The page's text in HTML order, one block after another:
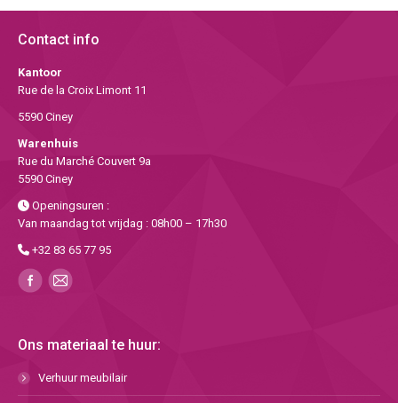
Contact info
Kantoor
Rue de la Croix Limont 11
5590 Ciney
Warenhuis
Rue du Marché Couvert 9a
5590 Ciney
Openingsuren :
Van maandag tot vrijdag : 08h00 – 17h30
+32 83 65 77 95
Ons materiaal te huur:
Verhuur meubilair